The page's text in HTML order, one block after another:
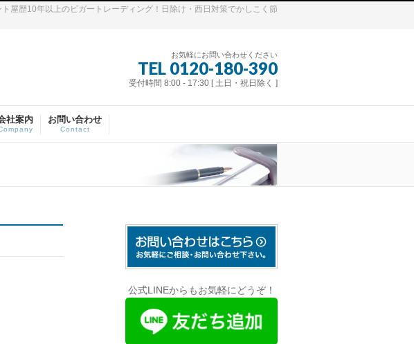
屋歴10年以上のビガートレーディング！日除け・西日対策でかしこく節
お気軽にお問い合わせください
TEL 0120-180-390
受付時間 8:00 - 17:30 [ 土日・祝日除く ]
社案内 お問い合わせ
Contact
公式LINEからもお気軽にどうぞ！